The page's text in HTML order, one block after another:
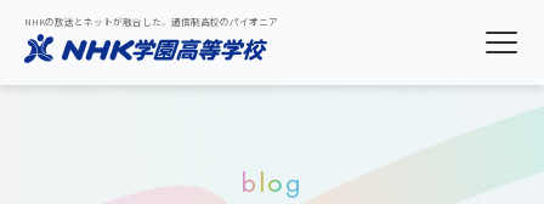
NHKの放送とネットが融合した、通信制高校のパイオニア
blog